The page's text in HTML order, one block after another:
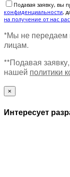
Подавая заявку, вы
конфиденциальности,
на получение от нас
*Мы не передаем
лицам.
**Подавая
нашей политики
×
Интересует